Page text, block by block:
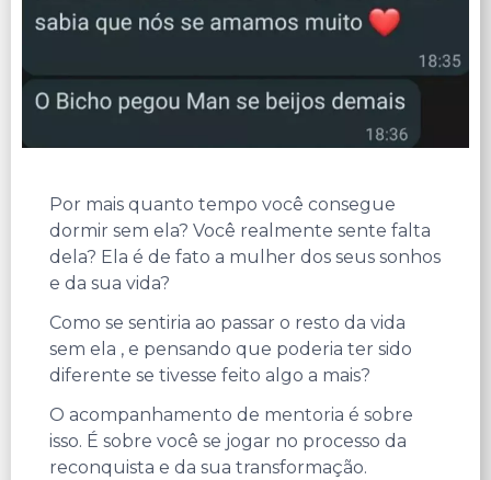
Por mais quanto tempo você consegue
dormir sem ela? Você realmente sente falta
dela? Ela é de fato a mulher dos seus sonhos
e da sua vida?
Como se sentiria ao passar o resto da vida
sem ela , e pensando que poderia ter sido
diferente se tivesse feito algo a mais?
O acompanhamento de mentoria é sobre
isso. É sobre você se jogar no processo da
reconquista e da sua transformação.